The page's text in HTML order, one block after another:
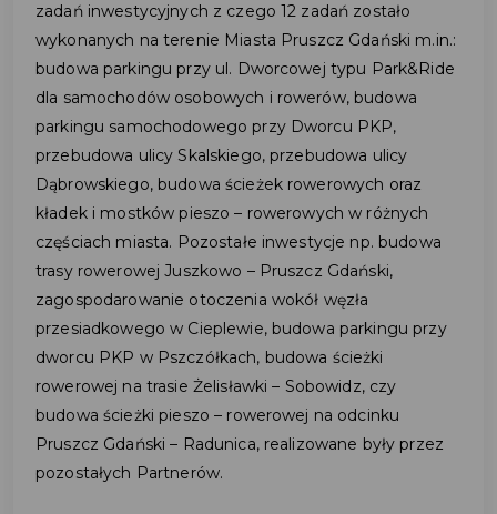
zadań inwestycyjnych z czego 12 zadań zostało
wykonanych na terenie Miasta Pruszcz Gdański m.in.:
budowa parkingu przy ul. Dworcowej typu Park&Ride
dla samochodów osobowych i rowerów, budowa
parkingu samochodowego przy Dworcu PKP,
przebudowa ulicy Skalskiego, przebudowa ulicy
Dąbrowskiego, budowa ścieżek rowerowych oraz
kładek i mostków pieszo – rowerowych w różnych
częściach miasta. Pozostałe inwestycje np. budowa
trasy rowerowej Juszkowo – Pruszcz Gdański,
zagospodarowanie otoczenia wokół węzła
przesiadkowego w Cieplewie, budowa parkingu przy
dworcu PKP w Pszczółkach, budowa ścieżki
rowerowej na trasie Żelisławki – Sobowidz, czy
budowa ścieżki pieszo – rowerowej na odcinku
Pruszcz Gdański – Radunica, realizowane były przez
pozostałych Partnerów.